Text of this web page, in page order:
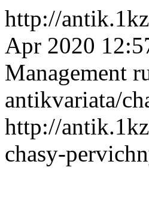
http://
Apr 2020
Management
antikvariata/
http://
chasy-